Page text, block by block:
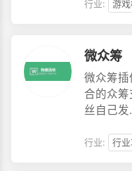
行业: 游
微众筹
微众筹
合的众
丝自己
行业: 行